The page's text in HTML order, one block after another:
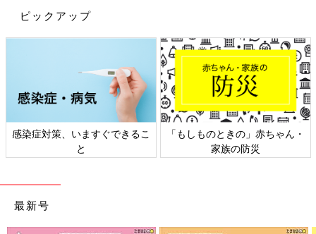
しかという主旨で、いろいろと調査をしているのですが、まさ
に、そのものの商品ですね。
A「はい。一般的には、鍋で麺をゆでて、丼に移し替えて…とい
う流れですが、最初から丼でラーメンを茹でてしまえば、鍋を洗
う手間が省けます。また、そのままテーブルに運ぶことで、冷め
ずに熱々のまま食べられます。
洗い物が減る、家事が楽になる、という視点で、お客様に便利な
商品を使っていただきたい想いから、商品ラインナップに加える
ことになりました」
A「家族がいても、みんなが出かけて1人のときや、在宅勤務時
ピックアップ
感染症対策、いますぐできるこ
と
「もしものときの」赤ちゃん・
家族の防災
最新号